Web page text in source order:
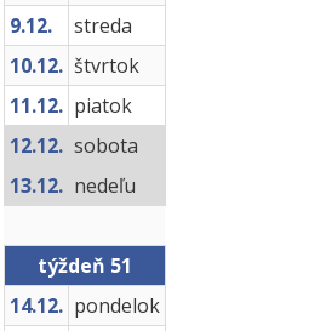
9.12.
streda
10.12. štvrtok
11.12. piatok
12.12. sobota
13.12. nedeľu
týždeň 51
14.12. pondelok